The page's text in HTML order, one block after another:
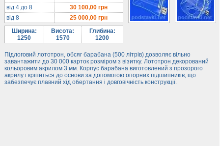
Під біжутерію
Гірки та подіуми
Під косметику
Під солодке
Для хот-догів
Лототрони
Ящики з акрилу
від 4 до 8
30 100,00 грн
від 8
25 000,00 грн
Ширина:
1250
Висота:
1570
Глибина:
1200
Підлоговий лототрон, обсяг барабана (500 літрів) дозволяє вільно
завантажити до 30 000 карток розміром з візитку. Лототрон декорований
кольоровим акрилом 3 мм. Корпус барабана виготовлений з прозорого
акрилу і кріпиться до основи за допомогою опорних підшипників, що
забезпечує плавний хід обертання і довговічність конструкції.